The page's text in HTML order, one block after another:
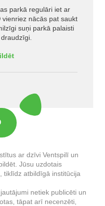
parkā regulāri iet ar
nācās pat saukt
suņi parkā palaisti
ar dzīvi Ventspilī un
Jūsu uzdotais
tiklīdz atbildīgā institūcija
netiek publicēti un
tāpat arī necenzēti,